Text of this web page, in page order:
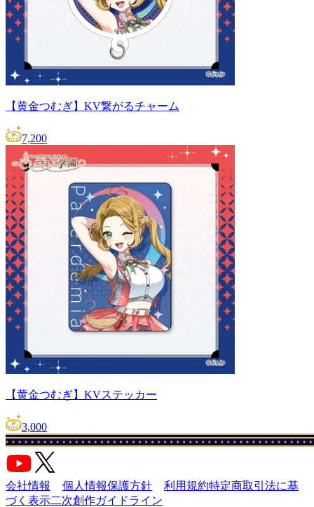
【黄金つむぎ】KV繋がるチャーム
7,200
【黄金つむぎ】KVステッカー
3,000
会社情報 個人情報保護方針 利用規約特定商取引法に基
づく表示二次創作ガイドライン